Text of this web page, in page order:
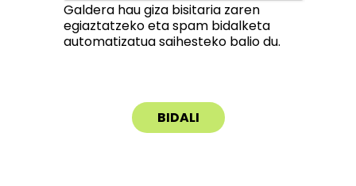
Galdera hau giza bisitaria zaren
egiaztatzeko eta spam bidalketa
automatizatua saihesteko balio du.